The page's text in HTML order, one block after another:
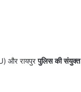
और रायपुरपुलिस की संयुक्त